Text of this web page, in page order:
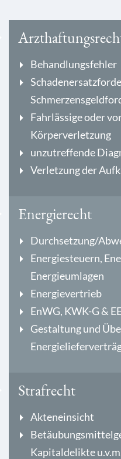
Behandlungsfehler
Fahrlässige oder
Körperverletzung
unzutreffende
Verletzung der
Energierecht
Durchsetzung/
Energiesteuern,
Energieumlagen
Energievertrieb
EnWG, KWK-G &
Gestaltung und
Strafrecht
Akteneinsicht
Kapitaldelikte